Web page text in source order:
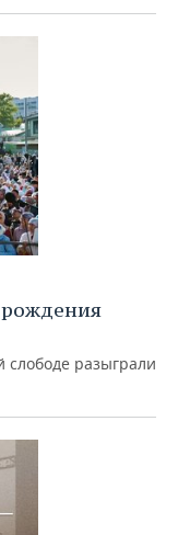
разыграли